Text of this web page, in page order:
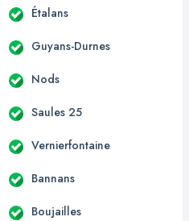
Étalans
Guyans-Durnes
Nods
Saules 25
Vernierfontaine
Bannans
Boujailles